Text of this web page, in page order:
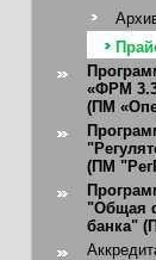
«ФРМ
(ПМ
(ПМ
"Общая
банка"